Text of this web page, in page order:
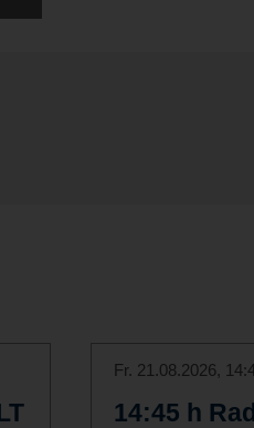
Fr. 21.08.2026,
14:45 h